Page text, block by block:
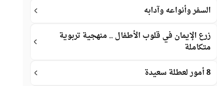
السفر وأنواعه وآدابه
زرع الإيمان في قلوب الأطفال .. منهجية تربوية
متكاملة
8 أمور لعطلة سعيدة